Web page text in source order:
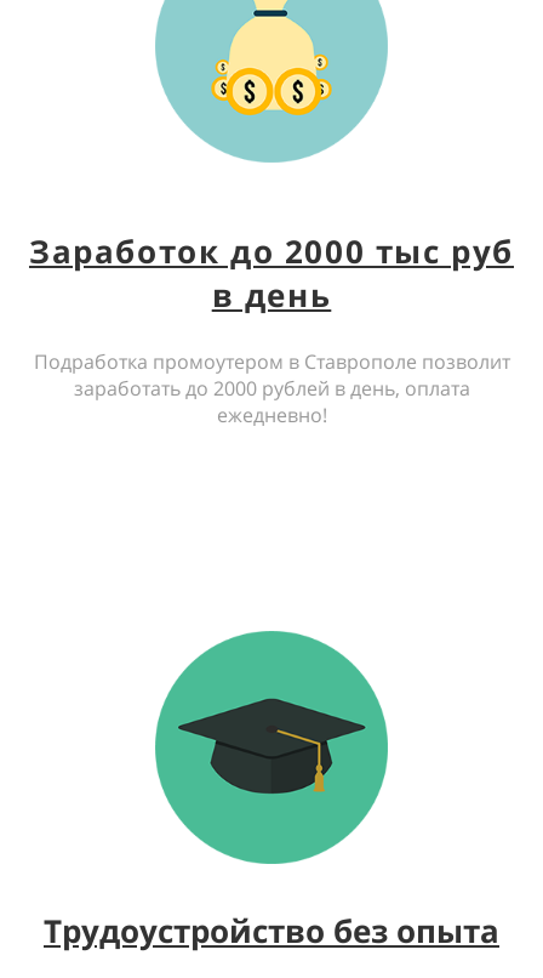
Заработок до 2000 тыс руб
в день
Подработка промоутером в Ставрополе позволит
заработать до 2000 рублей в день, оплата
ежедневно!
Трудоустройство без опыта